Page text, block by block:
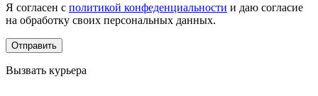
Я согласен с политикой конфеденциальности и даю согласие
на обработку своих персональных данных.
Вызвать курьера